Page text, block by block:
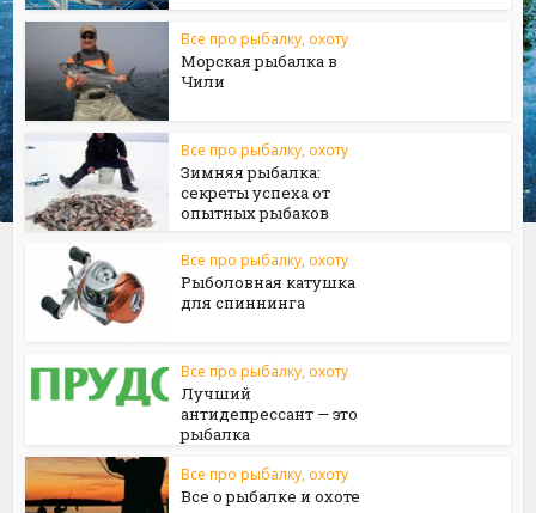
Все про рыбалку, охоту
Морская рыбалка в
Чили
Все про рыбалку, охоту
Зимняя рыбалка:
секреты успеха от
опытных рыбаков
Все про рыбалку, охоту
Рыболовная катушка
для спиннинга
Все про рыбалку, охоту
Лучший
антидепрессант — это
рыбалка
Все про рыбалку, охоту
Все о рыбалке и охоте